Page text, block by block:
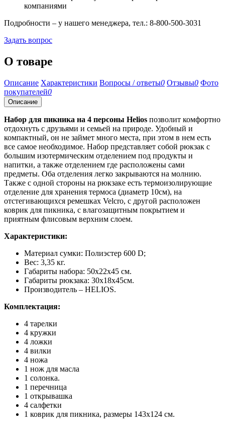
компаниями
Подробности – у нашего менеджера, тел.: 8-800-500-3031
Задать вопрос
О товаре
Описание Характеристики Вопросы / ответы0 Отзывы0 Фото
покупателей0
Описание
Набор для пикника на 4 персоны Helios позволит комфортно
отдохнуть с друзьями и семьей на природе. Удобный и
компактный, он не займет много места, при этом в нем есть
все самое необходимое. Набор представляет собой рюкзак с
большим изотермическим отделением под продукты и
напитки, а также отделением где расположены сами
предметы. Оба отделения легко закрываются на молнию.
Также с одной стороны на рюкзаке есть термоизолирующие
отделение для хранения термоса (диаметр 10см), на
отстегивающихся ремешках Velcro, с другой расположен
коврик для пикника, с влагозащитным покрытием и
приятным флисовым верхним слоем.
Характеристики:
Материал сумки: Полиэстер 600 D;
Вес: 3,35 кг.
Габариты набора: 50х22х45 см.
Габариты рюкзака: 30х18х45см.
Производитель – HELIOS.
Комплектация:
4 тарелки
4 кружки
4 ложки
4 вилки
4 ножа
1 нож для масла
1 солонка.
1 перечница
1 открывашка
4 салфетки
1 коврик для пикника, размеры 143х124 см.